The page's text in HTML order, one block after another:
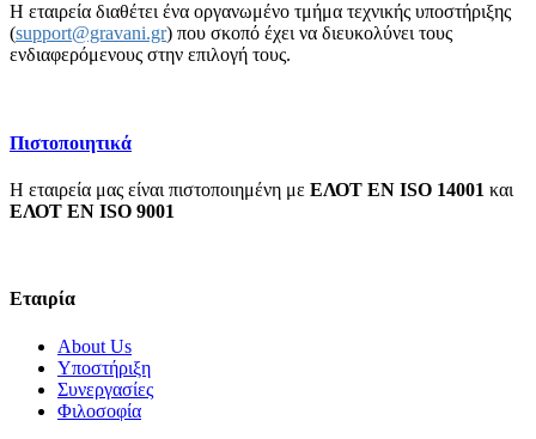
Η εταιρεία διαθέτει ένα οργανωμένο τμήμα τεχνικής υποστήριξης
(support@gravani.gr) που σκοπό έχει να διευκολύνει τους
ενδιαφερόμενους στην επιλογή τους.
Πιστοποιητικά
Η εταιρεία μας είναι πιστοποιημένη με ΕΛΟΤ EN ISO 14001 και
ΕΛΟΤ ΕΝ ISO 9001
Εταιρία
About Us
Υποστήριξη
Συνεργασίες
Φιλοσοφία